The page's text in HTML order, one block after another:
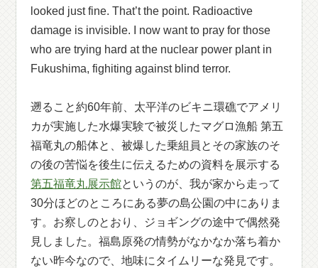
looked just fine. That’t the point. Radioactive
damage is invisible. I now want to pray for those
who are trying hard at the nuclear power plant in
Fukushima, fighiting against blind terror.
遡ること約60年前、太平洋のビキニ環礁でアメリ
カが実施した水爆実験で被災したマグロ漁船 第五
福竜丸の船体と、被爆した乗組員とその家族のそ
の後の苦悩を後生に伝えるための資料を展示する
第五福竜丸展示館というのが、我が家から走って
30分ほどのところにある夢の島公園の中にありま
す。お察しのとおり、ジョギングの途中で偶然発
見しました。福島原発の情勢がなかなか落ち着か
ない昨今なので、地味にタイムリーな発見です。